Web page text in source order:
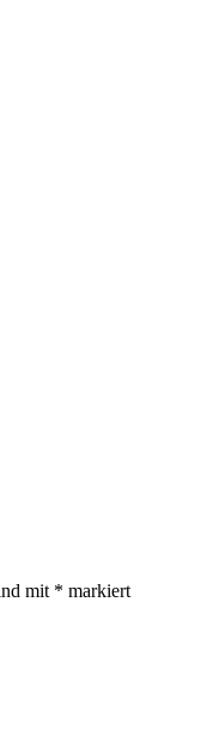
mit * markiert